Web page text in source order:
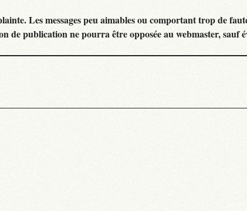
Les messages peu aimables ou comportant trop de
de publication ne pourra être opposée au webmaster, sauf